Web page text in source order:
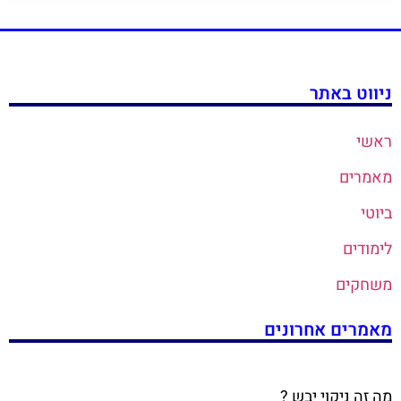
ניווט באתר
ראשי
מאמרים
ביוטי
לימודים
משחקים
מאמרים אחרונים